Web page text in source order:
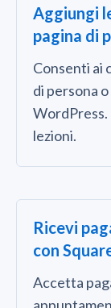
Aggiungi
pagina di
Consenti ai
di persona
WordPress.
lezioni.
Ricevi
con
Accetta